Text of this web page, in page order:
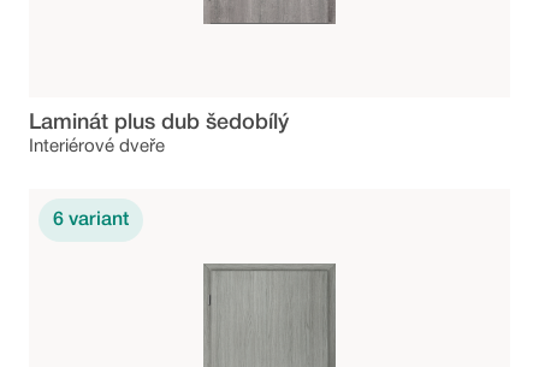
Laminát plus dub šedobílý
Interiérové dveře
6 variant